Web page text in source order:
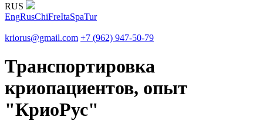
RUS
EngRusChiFreItaSpaTur
kriorus@gmail.com +7 (962) 947-50-79
Транспортировка
криопациентов, опыт
"КриоРус"